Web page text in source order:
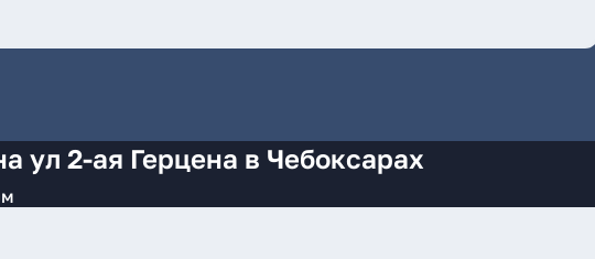
ул 2-ая Герцена в Чебоксарах